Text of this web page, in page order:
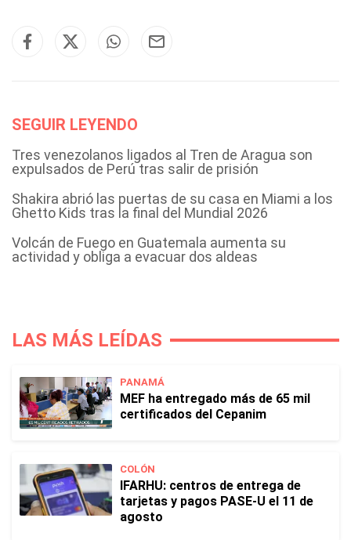
SEGUIR LEYENDO
Tres venezolanos ligados al Tren de Aragua son
expulsados de Perú tras salir de prisión
Shakira abrió las puertas de su casa en Miami a los
Ghetto Kids tras la final del Mundial 2026
Volcán de Fuego en Guatemala aumenta su
actividad y obliga a evacuar dos aldeas
LAS MÁS LEÍDAS
PANAMÁ
MEF ha entregado más de 65 mil
certificados del Cepanim
COLÓN
IFARHU: centros de entrega de
tarjetas y pagos PASE-U el 11 de
agosto